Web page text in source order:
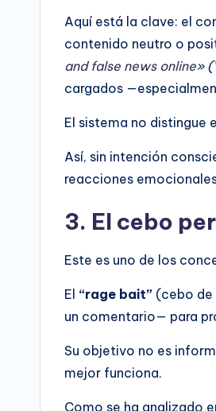
Aquí está la clave: el
contenido neutro o
and false news online»
cargados
El sistema no distingue
Así, sin intención
reacciones
3. El cebo
Este es uno de los
El “rage bait” (cebo de
un comentario— para
Su objetivo no es
mejor funciona.
Como se ha analizado